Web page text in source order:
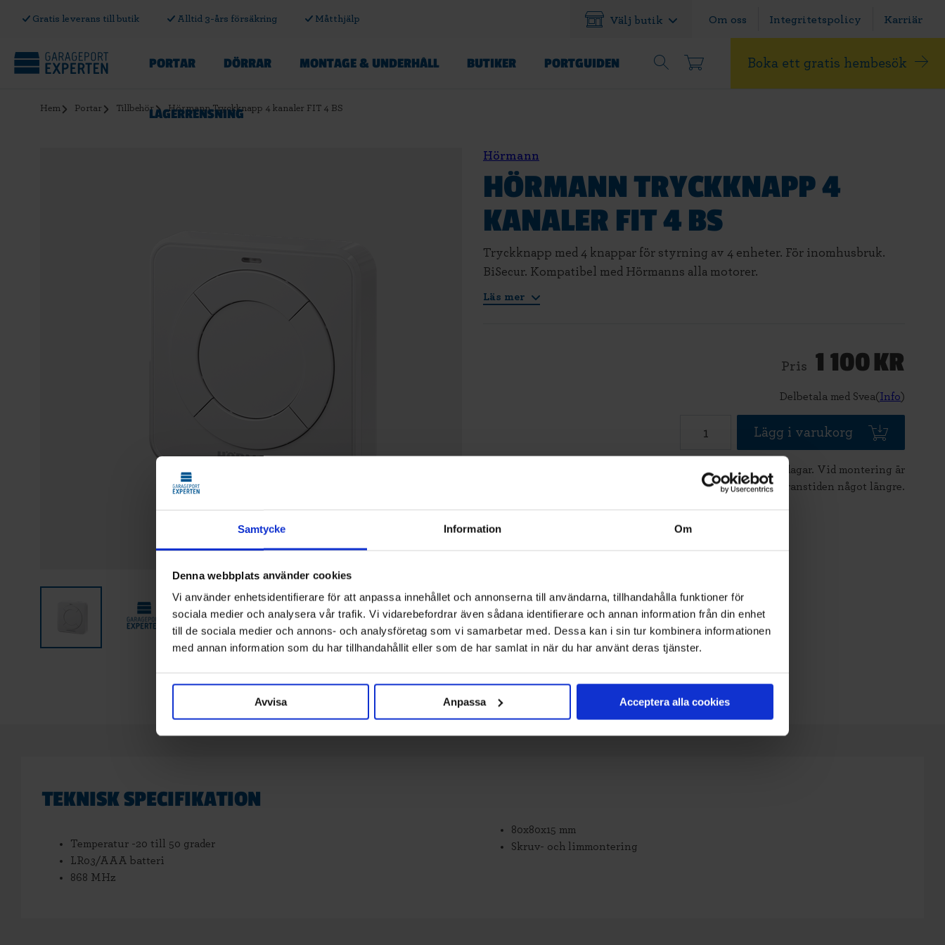
Samtycke Information Om
Denna webbplats använder cookies
Vi använder enhetsidentifierare för att anpassa innehållet och annonserna till användarna, tillhandahålla funktioner för
sociala medier och analysera vår trafik. Vi vidarebefordrar även sådana identifierare och annan information från din enhet
till de sociala medier och annons- och analysföretag som vi samarbetar med. Dessa kan i sin tur kombinera informationen
med annan information som du har tillhandahållit eller som de har samlat in när du har använt deras tjänster.
Avvisa Anpassa Acceptera alla cookies
Gratis leverans till butik Alltid 3-års försäkring Måtthjälp Välj butik Om oss Integritetspolicy Karriär
PORTAR DÖRRAR MONTAGE & UNDERHÅLL BUTIKER PORTGUIDEN
LAGERRENSNING
Boka ett gratis hembesök
Hem Portar Tillbehör Hörmann Tryckknapp 4 kanaler FIT 4 BS
Hörmann
HÖRMANN TRYCKKNAPP 4
KANALER FIT 4 BS
Tryckknapp med 4 knappar för styrning av 4 enheter. För inomhusbruk.
BiSecur. Kompatibel med Hörmanns alla motorer.
Läs mer
Pris 1 100KR
Delbetala med Svea(Info)
Lägg i varukorg
Beräknad leveranstid 2-5 dagar. Vid montering är
leveranstiden något längre.
TEKNISK SPECIFIKATION
Temperatur -20 till 50 grader
LR03/AAA batteri
868 MHz
80x80x15 mm
Skruv- och limmontering